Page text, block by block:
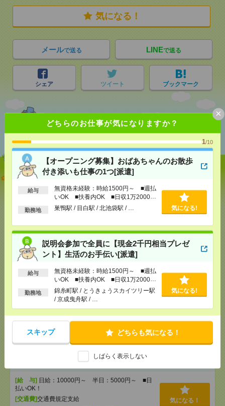
どちらのお仕事が気になりますか？
1/10
【オープニング募集】おばあちゃんのお散歩
付き添いも仕事の1つ[派遣]
給与
無資格未経験：時給1500円～ ■週払
いOK ■扶養内OK ■日収1万2000円
以上
勤務地 巣鴨駅 / 目白駅 / 北池袋駅 / … 気になる!
説明会参加で全員に【現金2千円相当プレゼ
ント】生活のお手伝い[派遣]
給与
無資格未経験：時給1500円～ ■週払
いOK ■扶養内OK ■日収1万2000円
以上
勤務地
錦糸町駅 / とうきょうスカイツリー駅
/ 京成曳舟駅 / …
気になる!
スキップ どちらも気になる！
しばらく表示しない
×
気になる！
メールで送る LINEで送る
シェア ツイート ブックマーク
あなたの閲覧履歴からの
おすすめ
【オープニング募集】おばあちゃんのお散歩付き添
いも仕事の1つ[派遣]
無資格未経験：時給1500円～ ■週払い
OK ■扶養内OK ■日収1万2000円以上
[交通費]交通費全額支給
[勤務地]巣鴨駅/目白駅/北池袋駅/…
気になる！
説明会参加で全員に【現金2千円相当プレゼント】生
活のお手伝い[派遣]
[給 与] 無資格未経験：時給1500円～ ■週払い
OK ■扶養内OK ■日収1万2000円以上
[交通費]交通費全額支給
[勤務地]錦糸町駅/とうきょうスカイツリー駅/京
＃1日4時間～OK＃未経験歓迎！＃日払い＊イベント
会場でイスや机の運搬のお仕事[アルバイト]
[給 与] 日給：10000円～ 半日：5000円～ ■日
払いOK！
[交通費]交通費規定支給
気になる！